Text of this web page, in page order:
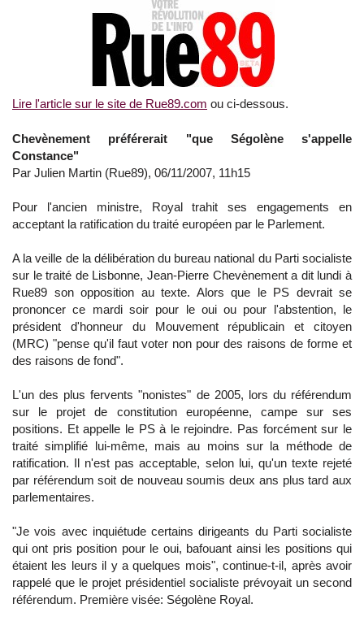
Lire l'article sur le site de Rue89.com ou ci-dessous.
Chevènement préférerait "que Ségolène s'appelle
Constance"
Par Julien Martin (Rue89), 06/11/2007, 11h15
Pour l'ancien ministre, Royal trahit ses engagements en
acceptant la ratification du traité européen par le Parlement.
A la veille de la délibération du bureau national du Parti socialiste
sur le traité de Lisbonne, Jean-Pierre Chevènement a dit lundi à
Rue89 son opposition au texte. Alors que le PS devrait se
prononcer ce mardi soir pour le oui ou pour l'abstention, le
président d'honneur du Mouvement républicain et citoyen
(MRC) "pense qu'il faut voter non pour des raisons de forme et
des raisons de fond".
L'un des plus fervents "nonistes" de 2005, lors du référendum
sur le projet de constitution européenne, campe sur ses
positions. Et appelle le PS à le rejoindre. Pas forcément sur le
traité simplifié lui-même, mais au moins sur la méthode de
ratification. Il n'est pas acceptable, selon lui, qu'un texte rejeté
par référendum soit de nouveau soumis deux ans plus tard aux
parlementaires.
"Je vois avec inquiétude certains dirigeants du Parti socialiste
qui ont pris position pour le oui, bafouant ainsi les positions qui
étaient les leurs il y a quelques mois", continue-t-il, après avoir
rappelé que le projet présidentiel socialiste prévoyait un second
référendum. Première visée: Ségolène Royal.